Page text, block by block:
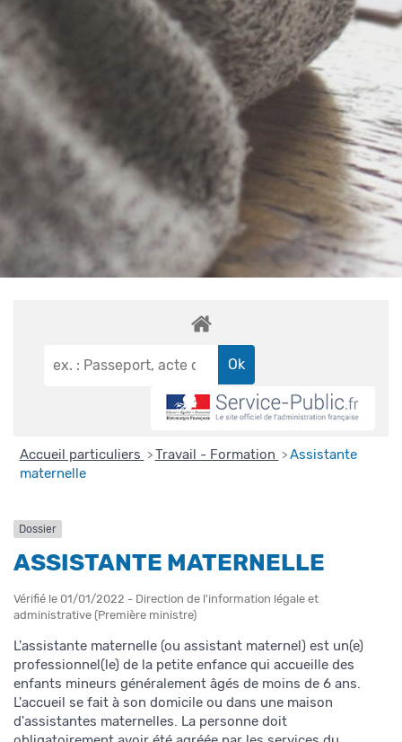
Accueil particuliers > Travail - Formation > Assistante
maternelle
Dossier
ASSISTANTE MATERNELLE
Vérifié le 01/01/2022 - Direction de l'information légale et
administrative (Première ministre)
L'assistante maternelle (ou assistant maternel) est un(e)
professionnel(le) de la petite enfance qui accueille des
enfants mineurs généralement âgés de moins de 6 ans.
L'accueil se fait à son domicile ou dans une maison
d'assistantes maternelles. La personne doit